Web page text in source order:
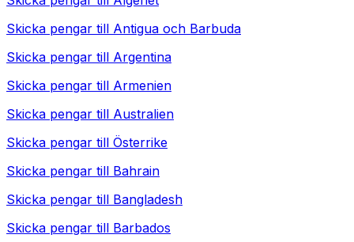
Skicka pengar till Antigua och Barbuda
Skicka pengar till Argentina
Skicka pengar till Armenien
Skicka pengar till Australien
Skicka pengar till Österrike
Skicka pengar till Bahrain
Skicka pengar till Bangladesh
Skicka pengar till Barbados